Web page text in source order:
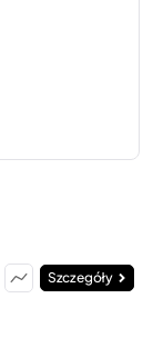
Szczegóły